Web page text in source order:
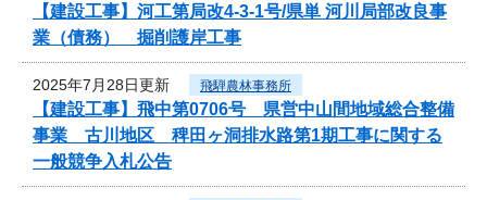
【建設工事】河工第局改4-3-1号/県単 河川局部改良事
業（債務） 掘削護岸工事
2025年7月28日更新 飛騨農林事務所
【建設工事】飛中第0706号 県営中山間地域総合整備
事業 古川地区 稗田ヶ洞排水路第1期工事に関する
一般競争入札公告